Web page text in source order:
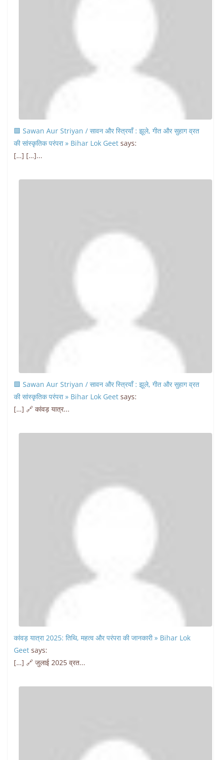
🟩 Sawan Aur Striyan / सावन और स्त्रियाँ : झूले, गीत और सुहाग व्रत
की सांस्कृतिक परंपरा » Bihar Lok Geet says:
[…] […]...
🟩 Sawan Aur Striyan / सावन और स्त्रियाँ : झूले, गीत और सुहाग व्रत
की सांस्कृतिक परंपरा » Bihar Lok Geet says:
[…] 🔗 कांवड़ यात्र...
कांवड़ यात्रा 2025: तिथि, महत्व और परंपरा की जानकारी » Bihar Lok
Geet says:
[…] 🔗 जुलाई 2025 व्रत...